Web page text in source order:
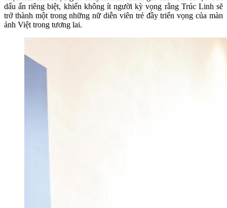
dấu ấn riêng biệt, khiến không ít người kỳ vọng rằng Trúc Linh sẽ
trở thành một trong những nữ diễn viên trẻ đầy triển vọng của màn
ảnh Việt trong tương lai.